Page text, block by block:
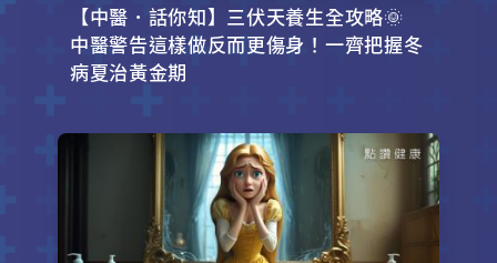
【中醫．話你知】三伏天養生全攻略🌞
中醫警告這樣做反而更傷身！一齊把握冬
病夏治黃金期